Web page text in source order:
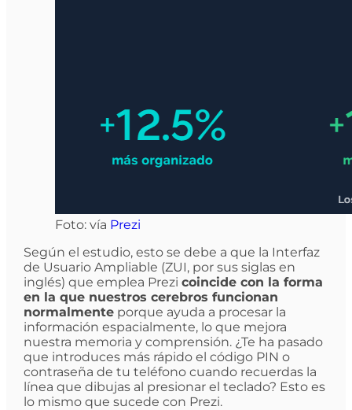
Foto: vía Prezi
Según el estudio, esto se debe a que la Interfaz
de Usuario Ampliable (ZUI, por sus siglas en
inglés) que emplea Prezi coincide con la forma
en la que nuestros cerebros funcionan
normalmenteporque ayuda a procesar la
información espacialmente, lo que mejora
nuestra memoria y comprensión. ¿Te ha pasado
que introduces más rápido el código PIN o
contraseña de tu teléfono cuando recuerdas la
línea que dibujas al presionar el teclado? Esto es
lo mismo que sucede con Prezi.